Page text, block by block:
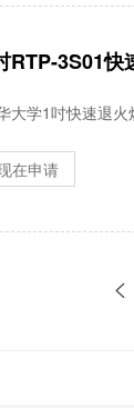
RTP-3S01快
大学1吋快速退
在申请